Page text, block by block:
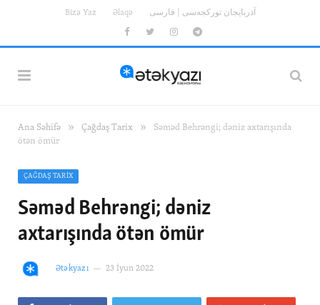
Bizə Yaz Əlaqə آذربایجان تورکجه‌سی | فارسی
FacebookTwitterInstagramTelegram
Ana Səhifə » Çağdaş Tarix »
Səməd Behrəngi; dəniz axtarışında
ötən ömür
ÇAĞDAŞ TARIX
Səməd Behrəngi; dəniz
axtarışında ötən ömür
Ətəkyazı 23 İyun 2022